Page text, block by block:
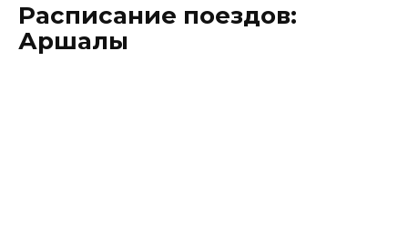
Расписание поездов:
Аршалы